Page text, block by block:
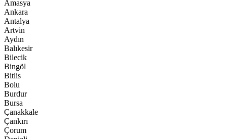
Amasya
Ankara
Antalya
Artvin
Aydın
Balıkesir
Bilecik
Bingöl
Bitlis
Bolu
Burdur
Bursa
Çanakkale
Çankırı
Çorum